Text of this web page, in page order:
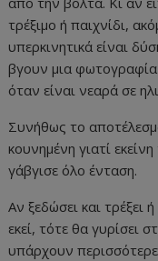
τρέξιμο ή παιχνίδι,
υπερκινητικά είναι
βγουν μια
όταν είναι νεαρά σε
Συνήθως το
κουνημένη γιατί
γάβγισε όλο ένταση.
Αν ξεδώσει και τρέξει
εκεί, τότε θα γυρίσει
υπάρχουν